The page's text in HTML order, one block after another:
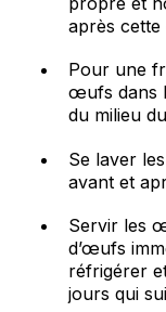
après cette
Pour une
œufs dans
du milieu
Se laver
avant et
Servir les
d’œufs
réfrigérer
jours qui